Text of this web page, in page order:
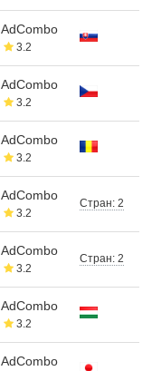
AdCombo
3.2
AdCombo
3.2
AdCombo
3.2
AdCombo
3.2
Стран: 2
AdCombo
3.2
Стран: 2
AdCombo
3.2
AdCombo